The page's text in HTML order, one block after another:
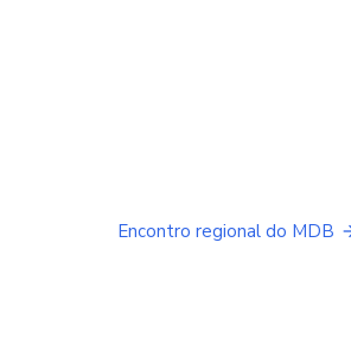
Encontro regional do MDB